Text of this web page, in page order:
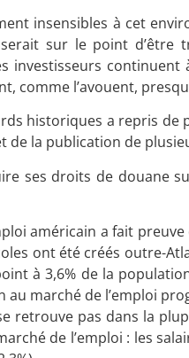
insensibles à cet
sur le point d’être
investisseurs
comme l’avouent,
historiques a repris
de la publication de
ses droits de douane
américain a fait
ont été créés outre-
à 3,6% de la
marché de l’emploi
retrouve pas dans la
de l’emploi : les